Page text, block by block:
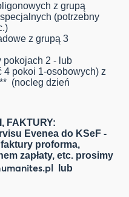
z grupą
(potrzebny
z grupą 3
pokojach 2 - lub
pokoi 1-osobowych) z
(nocleg dzień
FAKTURY:
Evenea do KSeF -
proforma,
zapłaty, etc. prosimy
lub